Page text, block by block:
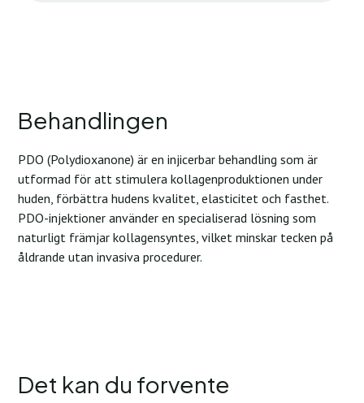
Behandlingen
PDO (Polydioxanone) är en injicerbar behandling som är
utformad för att stimulera kollagenproduktionen under
huden, förbättra hudens kvalitet, elasticitet och fasthet.
PDO-injektioner använder en specialiserad lösning som
naturligt främjar kollagensyntes, vilket minskar tecken på
åldrande utan invasiva procedurer.
Det kan du forvente